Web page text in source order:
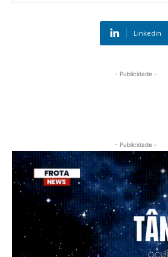
Linkedin
- Publicidade -
- Publicidade -